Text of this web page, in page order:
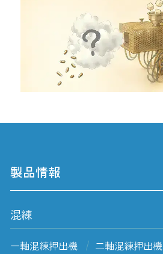
製品情報
混練
一軸混練押出機 二軸混練押出機